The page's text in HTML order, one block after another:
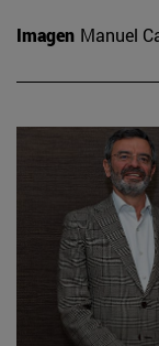
Imagen Manuel